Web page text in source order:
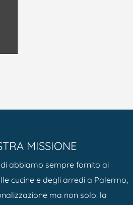
MISSIONE
abbiamo sempre fornito ai
cucine e degli arredi a Palermo,
ma non solo: la